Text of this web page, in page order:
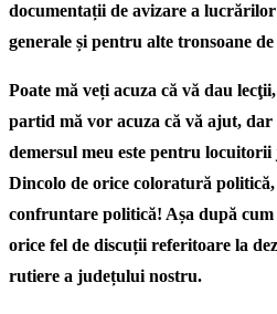
documentații de avizare a
generale și pentru alte tronsoane
Poate mă veți acuza că vă dau
partid mă vor acuza că vă ajut, dar
demersul meu este pentru
Dincolo de orice coloratură
confruntare politică! Așa după cum
orice fel de discuții referitoare la
rutiere a județului nostru.